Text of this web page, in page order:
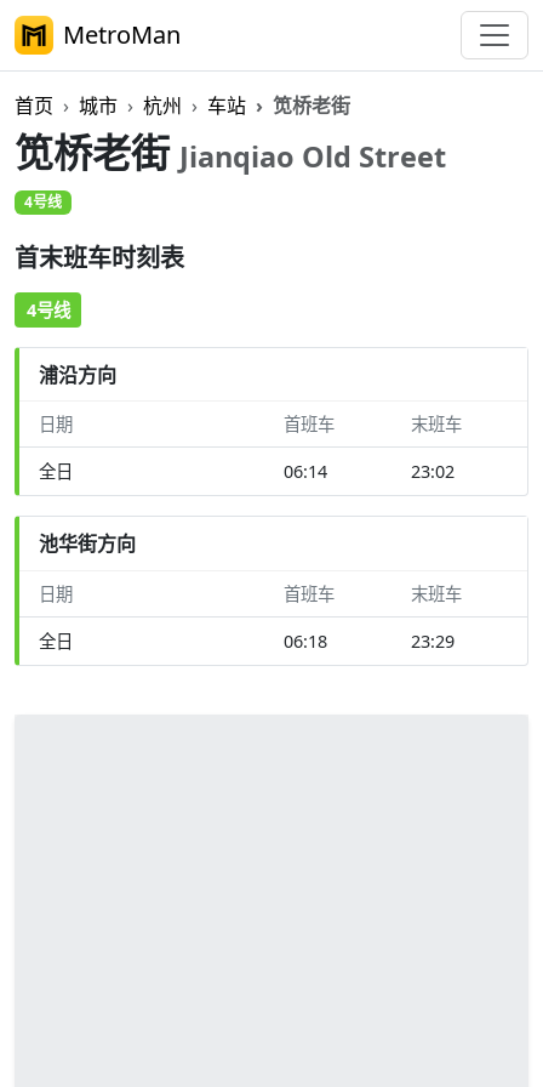
MetroMan
首页 城市 杭州 车站 笕桥老街
笕桥老街 Jianqiao Old Street
4号线
首末班车时刻表
4号线
浦沿方向
日期 首班车 末班车
全日 06:14 23:02
池华街方向
日期 首班车 末班车
全日 06:18 23:29